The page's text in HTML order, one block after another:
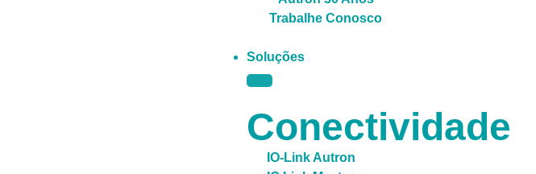
Trabalhe Conosco
Soluções
Conectividade
IO-Link Autron